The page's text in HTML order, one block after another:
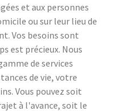
et aux personnes
ou sur leur lieu de
Vos besoins sont
est précieux. Nous
de services
de vie, votre
Vous pouvez soit
à l'avance, soit le